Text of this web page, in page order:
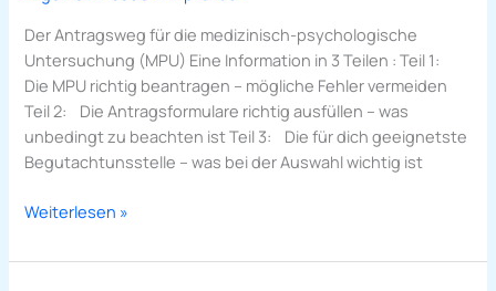
Der Antragsweg für die medizinisch-psychologische
Untersuchung (MPU) Eine Information in 3 Teilen : Teil 1:
Die MPU richtig beantragen – mögliche Fehler vermeiden
Teil 2: Die Antragsformulare richtig ausfüllen – was
unbedingt zu beachten ist Teil 3: Die für dich geeignetste
Begutachtunsstelle – was bei der Auswahl wichtig ist
medizinisch-
psychologische
Untersuchung
(MPU)
–
Teil
3
Weiterlesen »